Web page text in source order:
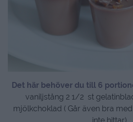
Det här behöver du till 6
vaniljstång 2 1/2 st
mjölkchoklad ( Går även bra